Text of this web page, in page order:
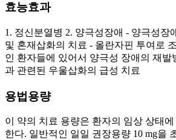
효능효과
1. 정신분열병 2. 양극성장애 - 양극성장
및 혼재삽화의 치료 - 올란자핀 투여로
인 환자들에 있어서 양극성 장애의 재발
과 관련된 우울삽화의 급성 치료
용법용량
이 약의 치료 용량은 환자의 임상 상태
한다. 일반적인 일일 권장용량 10 mg을